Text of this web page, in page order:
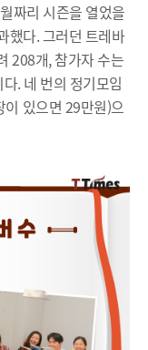
짜리 시즌을 열었을
했다. 그러던 트레바
208개, 참가자 수는
. 네 번의 정기모임
있으면 29만원)으